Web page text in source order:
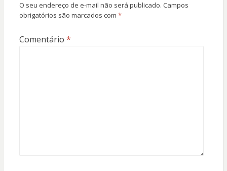
O seu endereço de e-mail não será publicado. Campos
obrigatórios são marcados com *
Comentário *